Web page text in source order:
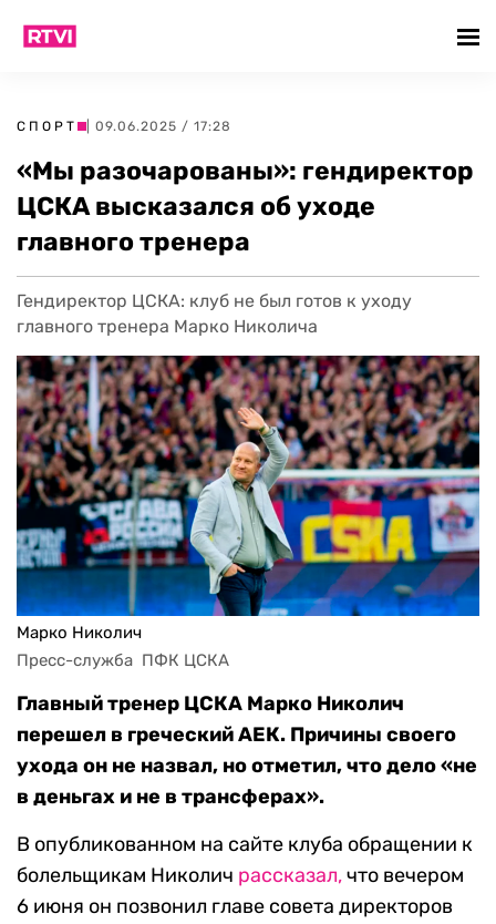
СПОРТ | 09.06.2025 / 17:28
«Мы разочарованы»: гендиректор
ЦСКА высказался об уходе
главного тренера
Гендиректор ЦСКА: клуб не был готов к уходу
главного тренера Марко Николича
Марко Николич
Пресс-служба  ПФК ЦСКА
Главный тренер ЦСКА Марко Николич
перешел в греческий АЕК. Причины своего
ухода он не назвал, но отметил, что дело «не
в деньгах и не в трансферах».
В опубликованном на сайте клуба обращении к
болельщикам Николич рассказал,что вечером
6 июня он позвонил главе совета директоров